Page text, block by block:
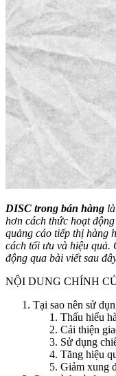
DISC trong bán hàng
hơn cách thức hoạt
quảng cáo tiếp thị hàng
cách tối ưu và hiệu quả.
động qua bài viết sau
NỘI DUNG CHÍNH
Tại sao nên sử
Thấu hiểu
Cải thiện
Sử dụng
Tăng hiệu
Giảm xung